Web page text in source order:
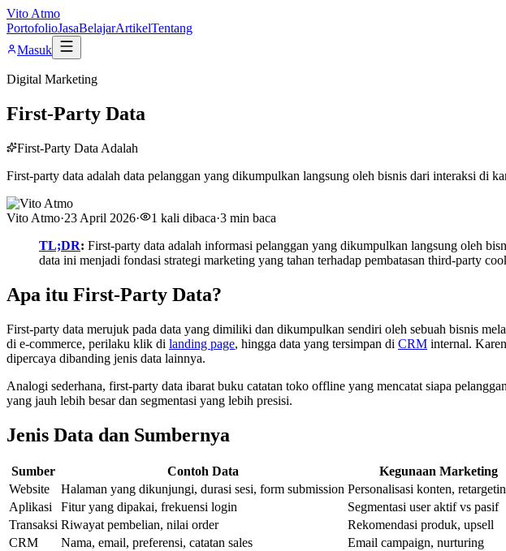
Vito Atmo
PortofolioJasaBelajarArtikelTentang
Masuk
Digital Marketing
First-Party Data
First-Party Data Adalah
First-party data adalah data pelanggan yang dikumpulkan langsung oleh bisnis dari interaksi di
Vito Atmo·23 April 2026· 1 kali dibaca·3 min baca
TL;DR: First-party data adalah informasi pelanggan yang dikumpulkan langsung oleh
data ini menjadi fondasi strategi marketing yang tahan terhadap pembatasan third-party
Apa itu First-Party Data?
First-party data merujuk pada data yang dimiliki dan dikumpulkan sendiri oleh sebuah bisnis
di e-commerce, perilaku klik di landing page, hingga data yang tersimpan di CRM internal.
dipercaya dibanding jenis data lainnya.
Analogi sederhana, first-party data ibarat buku catatan toko offline yang mencatat siapa
yang jauh lebih besar dan segmentasi yang lebih presisi.
Jenis Data dan Sumbernya
Sumber Contoh Data
Kegunaan Marketing
Website
Halaman yang dikunjungi, durasi sesi, form submission Personalisasi konten,
Aplikasi
Fitur yang dipakai, frekuensi login
Segmentasi user aktif vs pasif
Transaksi Riwayat pembelian, nilai order
Rekomendasi produk, upsell
CRM
Nama, email, preferensi, catatan sales
Email campaign, nurturing